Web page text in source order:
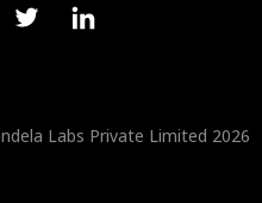
Labs Private Limited 2026